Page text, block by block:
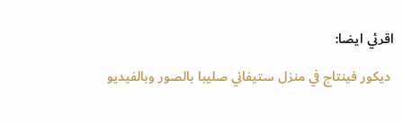
اقرئي ايضا:
ديكور فينتاج في منزل ستيفاني صليبا بالصور وبالفيديو